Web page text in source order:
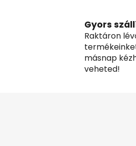
Gyors
Raktáron
másnap
veheted!